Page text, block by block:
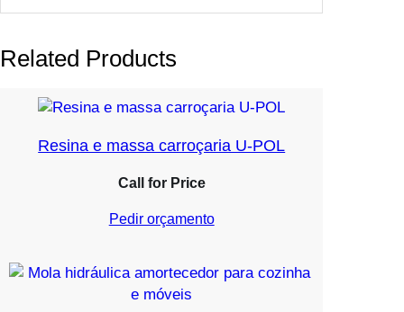
Related Products
Resina e massa carroçaria U-POL
Call for Price
Pedir orçamento